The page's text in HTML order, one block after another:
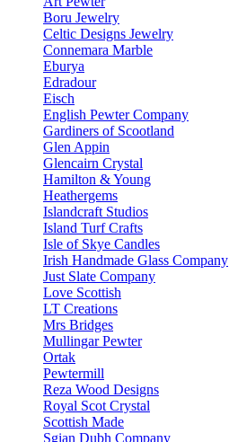
Boru Jewelry
Celtic Designs Jewelry
Connemara Marble
Eburya
Edradour
Eisch
English Pewter Company
Gardiners of Scootland
Glen Appin
Glencairn Crystal
Hamilton & Young
Heathergems
Islandcraft Studios
Island Turf Crafts
Isle of Skye Candles
Irish Handmade Glass Company
Just Slate Company
Love Scottish
LT Creations
Mrs Bridges
Mullingar Pewter
Ortak
Pewtermill
Reza Wood Designs
Royal Scot Crystal
Scottish Made
Sgian Dubh Company